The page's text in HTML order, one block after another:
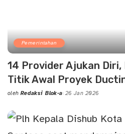
Pemerintahan
14 Provider Ajukan
Titik Awal Proyek
Posted
oleh Redaksi Blok-a 26 Jan 2026